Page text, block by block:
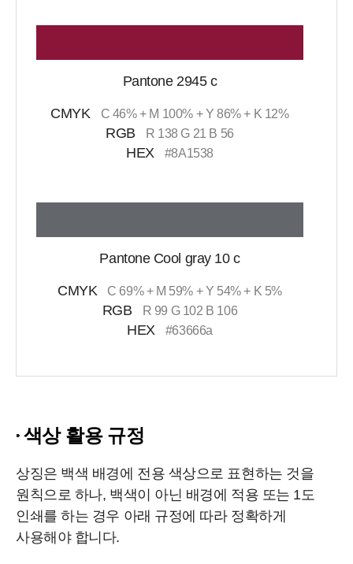
Pantone 2945 c
CMYK C 46% + M 100% + Y 86% + K 12%
RGB R 138 G 21 B 56
HEX #8A1538
Pantone Cool gray 10 c
CMYK C 69% + M 59% + Y 54% + K 5%
RGB R 99 G 102 B 106
HEX #63666a
색상 활용 규정
상징은 백색 배경에 전용 색상으로 표현하는 것을
원칙으로 하나, 백색이 아닌 배경에 적용 또는 1도
인쇄를 하는 경우 아래 규정에 따라 정확하게
사용해야 합니다.